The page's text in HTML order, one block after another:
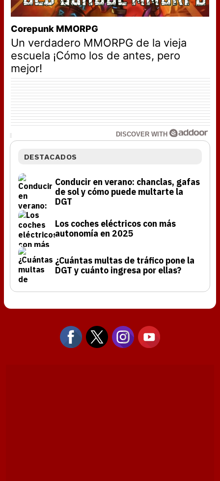
Corepunk MMORPG
Un verdadero MMORPG de la vieja
escuela ¡Cómo los de antes, pero
mejor!
DISCOVER WITH
DESTACADOS
Conducir en verano: chanclas, gafas
de sol y cómo puede multarte la
DGT
Los coches eléctricos con más
autonomía en 2025
¿Cuántas multas de tráfico pone la
DGT y cuánto ingresa por ellas?